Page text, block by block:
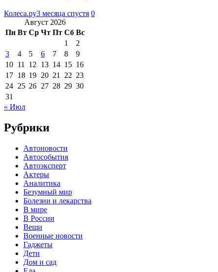
Колеса.ру3 месяца спустя 0
Август 2026
Пн Вт Ср Чт Пт Сб Вс
1
2
3
4 5 6 7 8
9
10 11 12 13 14 15 16
17 18 19 20 21 22 23
24 25 26 27 28 29 30
31
« Июл
Рубрики
Автоновости
Автособытия
Автоэксперт
Актеры
Аналитика
Безумный мир
Болезни и лекарства
В мире
В России
Вещи
Военные новости
Гаджеты
Дети
Дом и сад